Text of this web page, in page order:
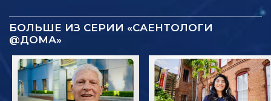
БОЛЬШЕ ИЗ СЕРИИ «САЕНТОЛОГИ
@ДОМА»